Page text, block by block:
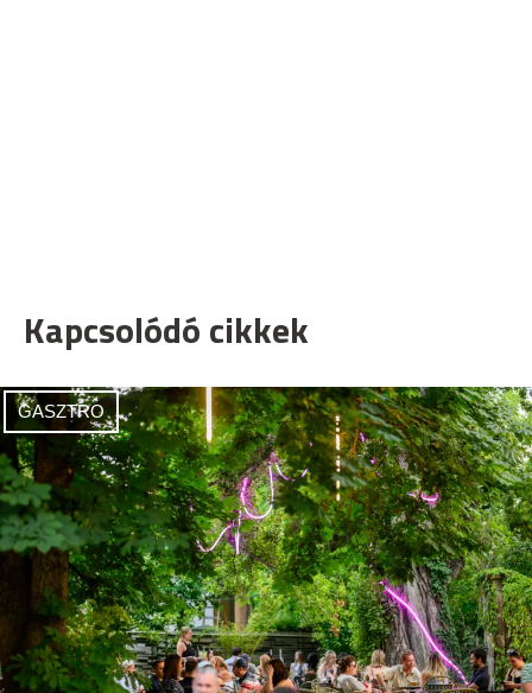
Kapcsolódó cikkek
GASZTRO